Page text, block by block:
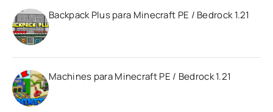
Backpack Plus para Minecraft PE / Bedrock 1.21
Machines para Minecraft PE / Bedrock 1.21